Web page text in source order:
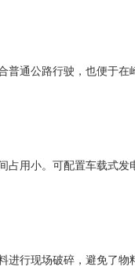
通公路行驶，也便于在
用小。可配置车载式发
进行现场破碎，避免了物